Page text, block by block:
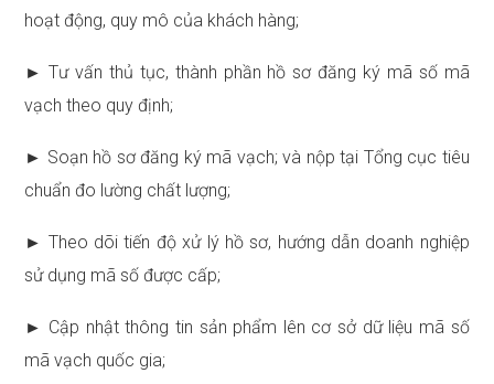
hoạt động, quy mô của khách hàng;
► Tư vấn thủ tục, thành phần hồ sơ đăng ký mã số mã
vạch theo quy định;
► Soạn hồ sơ đăng ký mã vạch; và nộp tại Tổng cục tiêu
chuẩn đo lường chất lượng;
► Theo dõi tiến độ xử lý hồ sơ, hướng dẫn doanh nghiệp
sử dụng mã số được cấp;
► Cập nhật thông tin sản phẩm lên cơ sở dữ liệu mã số
mã vạch quốc gia;